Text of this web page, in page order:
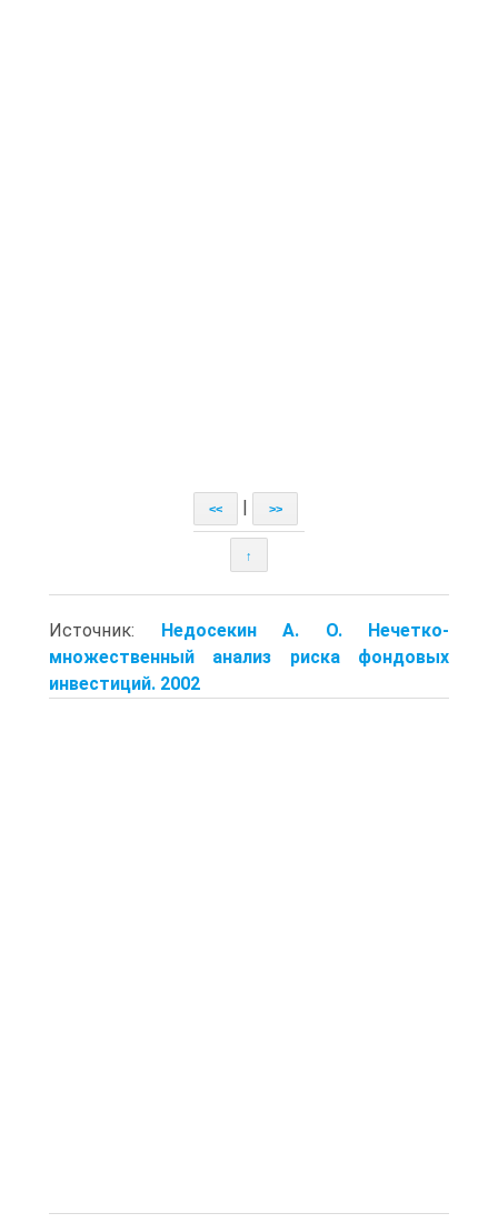
<< >>
↑
Источник: Недосекин А. О. Нечетко-
множественный анализ риска фондовых
инвестиций. 2002